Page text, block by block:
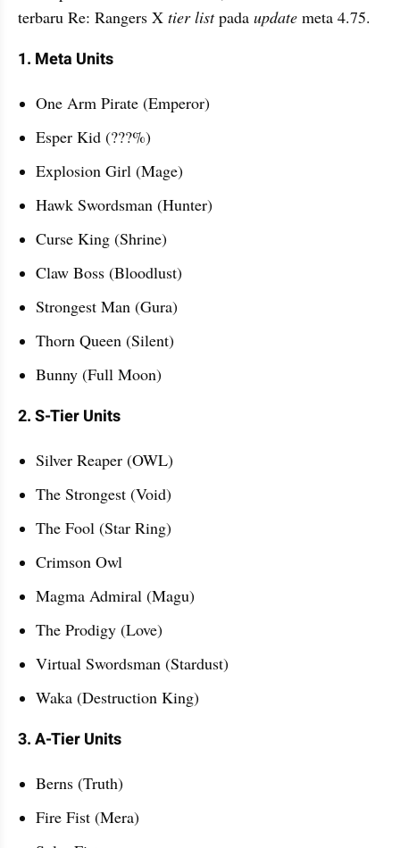
terbaru Re: Rangers X tier list pada update meta 4.75.
1. Meta Units
One Arm Pirate (Emperor)
Esper Kid (???%)
Explosion Girl (Mage)
Hawk Swordsman (Hunter)
Curse King (Shrine)
Claw Boss (Bloodlust)
Strongest Man (Gura)
Thorn Queen (Silent)
Bunny (Full Moon)
2. S-Tier Units
Silver Reaper (OWL)
The Strongest (Void)
The Fool (Star Ring)
Crimson Owl
Magma Admiral (Magu)
The Prodigy (Love)
Virtual Swordsman (Stardust)
Waka (Destruction King)
3. A-Tier Units
Berns (Truth)
Fire Fist (Mera)